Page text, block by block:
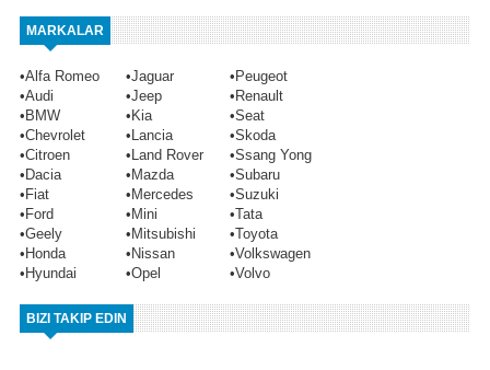
MARKALAR
•Alfa Romeo •Jaguar •Peugeot
•Audi •Jeep •Renault
•BMW •Kia •Seat
•Chevrolet •Lancia •Skoda
•Citroen •Land Rover •Ssang Yong
•Dacia •Mazda •Subaru
•Fiat •Mercedes •Suzuki
•Ford •Mini •Tata
•Geely •Mitsubishi •Toyota
•Honda •Nissan •Volkswagen
•Hyundai •Opel •Volvo
BIZI TAKIP EDIN